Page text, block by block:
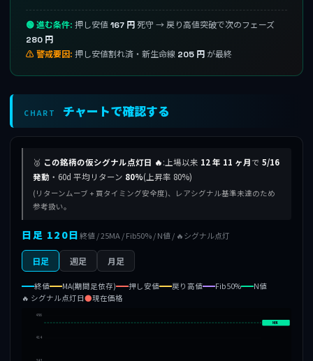
🟢 進む条件: 押し安値167 円 死守 → 戻り高値突破で次のフェーズ
280 円
⚠ 警戒要因: 押し安値割れ済・新生命線 205 円 が最終
CHART チャートで確認する
🥈 この銘柄の仮シグナル点灯日 🔥:上場以来 12 年 11 ヶ月で 5/16
発動 ・60d 平均リターン 80%(上昇率 80%)
(リターンムーブ + 買タイミング安全度)、レアシグナル基準未達のため
参考扱い。
日足 120日終値 / 25MA / Fib50% / N値 / 🔥シグナル点灯
日足 週足 月足
終値 MA(期間足依存) 押し安値 戻り高値 Fib50%
N値
🔥 シグナル点灯日●現在価格
486
414
N値